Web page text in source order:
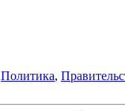
Политика,